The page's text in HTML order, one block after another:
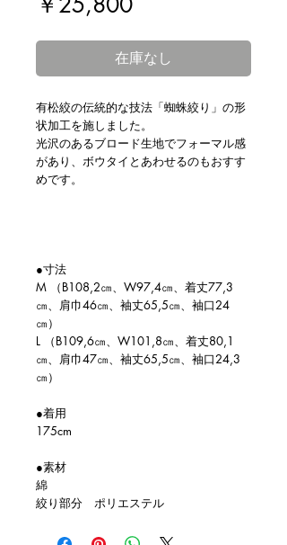
在庫なし
有松絞の伝統的な技法「蜘蛛絞り」の形
状加工を施しました。
光沢のあるブロード生地でフォーマル感
があり、ボウタイとあわせるのもおすす
めです。
●寸法
M （B108,2㎝、W97,4㎝、着丈77,3
㎝、肩巾46㎝、袖丈65,5㎝、袖口24
㎝）
L （B109,6㎝、W101,8㎝、着丈80,1
㎝、肩巾47㎝、袖丈65,5㎝、袖口24,3
㎝）
●着用
175cm
●素材
綿
絞り部分 ポリエステル